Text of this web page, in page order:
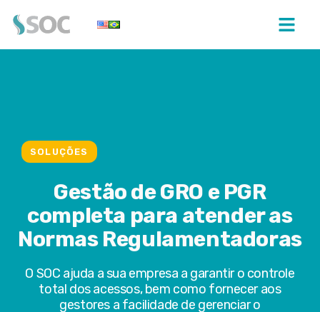
SOLUÇÕES
Gestão de GRO e PGR
completa para atender as
Normas Regulamentadoras
O SOC ajuda a sua empresa a garantir o controle
total dos acessos, bem como fornecer aos
gestores a facilidade de gerenciar o